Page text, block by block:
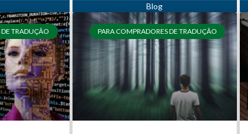
TRADUÇÃO PARA COMPRADORES DE TRADUÇÃO
PáginaPágina